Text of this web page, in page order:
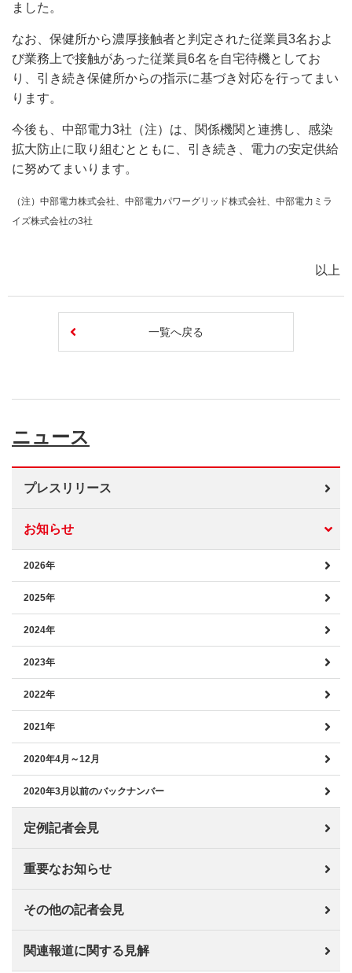
ました。
なお、保健所から濃厚接触者と判定された従業員3名およ
び業務上で接触があった従業員6名を自宅待機としてお
り、引き続き保健所からの指示に基づき対応を行ってまい
ります。
今後も、中部電力3社（注）は、関係機関と連携し、感染
拡大防止に取り組むとともに、引き続き、電力の安定供給
に努めてまいります。
（注）中部電力株式会社、中部電力パワーグリッド株式会社、中部電力ミラ
イズ株式会社の3社
以上
一覧へ戻る
ニュース
プレスリリース
お知らせ
2026年
2025年
2024年
2023年
2022年
2021年
2020年4月～12月
2020年3月以前のバックナンバー
定例記者会見
重要なお知らせ
その他の記者会見
関連報道に関する見解